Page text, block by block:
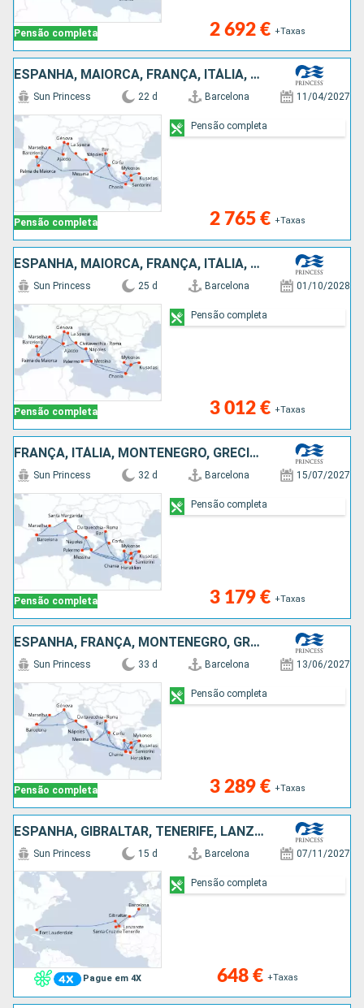
Pensão completa 2 692 € +Taxas
ESPANHA, MAIORCA, FRANÇA, ITÁLIA, TURQUIA, MONTENEGRO, GRÉCIA
Pensão completa
Sun Princess 22 d Barcelona 11/04/2027
2 765 € +Taxas
Pensão completa
ESPANHA, MAIORCA, FRANÇA, ITÁLIA, GRÉCIA, TURQUIA
Pensão completa
Sun Princess 25 d Barcelona 01/10/2028
3 012 € +Taxas
Pensão completa
FRANÇA, ITÁLIA, MONTENEGRO, GRÉCIA, TURQUIA, ESPANHA
Pensão completa
Sun Princess 32 d Barcelona 15/07/2027
3 179 € +Taxas
Pensão completa
ESPANHA, FRANÇA, MONTENEGRO, GRÉCIA, TURQUIA, ITÁLIA
Pensão completa
Sun Princess 33 d Barcelona 13/06/2027
3 289 € +Taxas
Pensão completa
ESPANHA, GIBRALTAR, TENERIFE, LANZAROTE, PORTUGAL, ESTADOS UNIDOS
Pague em 4X
Sun Princess 15 d Barcelona 07/11/2027
648 € +Taxas
Pensão completa